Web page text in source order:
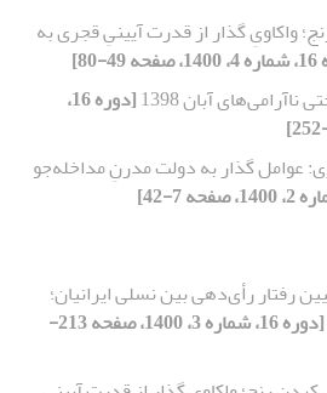
واکاویِ گذار از قدرت آیینیِ قجری به
80]
آبان 1398
[دوره 16،
عوامل گذار به دولت مدرنِ مداخله‌جو
رفتار رأی‌دهی بین نسلی ایرانیان؛
[دوره 16، شماره 3، 1400، صفحه 213-